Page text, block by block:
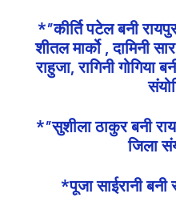
*”कीर्ति पटेल बनी
शीतल मार्को , दामिनी
राहुजा, रागिनी गोगिया
*”सुशीला ठाकुर बनी
जिला
*पूजा साईरानी बनी